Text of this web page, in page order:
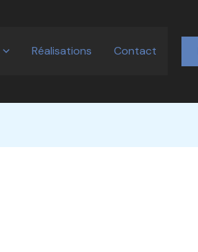
Réalisations Contact